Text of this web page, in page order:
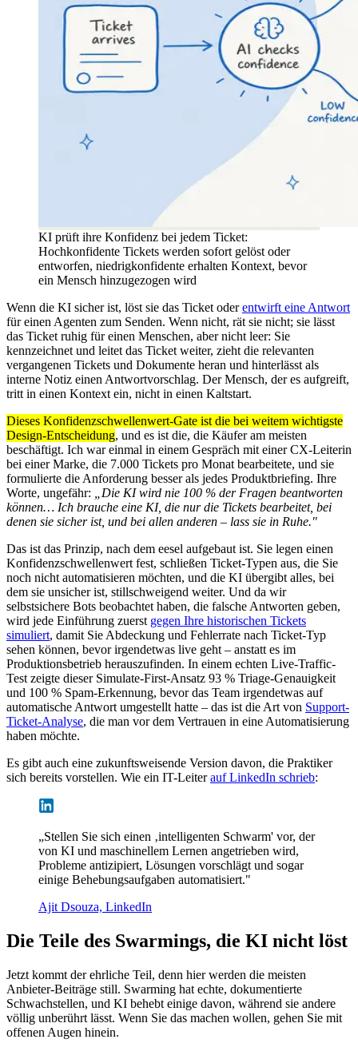
KI prüft ihre Konfidenz bei jedem Ticket:
Hochkonfidente Tickets werden sofort gelöst oder
entworfen, niedrigkonfidente erhalten Kontext, bevor
ein Mensch hinzugezogen wird
Wenn die KI sicher ist, löst sie das Ticket oderentwirft eine Antwort
für einen Agenten zum Senden. Wenn nicht, rät sie nicht; sie lässt
das Ticket ruhig für einen Menschen, aber nicht leer: Sie
kennzeichnet und leitet das Ticket weiter, zieht die relevanten
vergangenen Tickets und Dokumente heran und hinterlässt als
interne Notiz einen Antwortvorschlag. Der Mensch, der es aufgreift,
tritt in einen Kontext ein, nicht in einen Kaltstart.
Dieses Konfidenzschwellenwert-Gate ist die bei weitem wichtigste
Design-Entscheidung, und es ist die, die Käufer am meisten
beschäftigt. Ich war einmal in einem Gespräch mit einer CX-Leiterin
bei einer Marke, die 7.000 Tickets pro Monat bearbeitete, und sie
formulierte die Anforderung besser als jedes Produktbriefing. Ihre
Worte, ungefähr:
„Die KI wird nie 100 % der Fragen beantworten
können… Ich brauche eine KI, die nur die Tickets bearbeitet, bei
denen sie sicher ist, und bei allen anderen – lass sie in Ruhe."
Das ist das Prinzip, nach dem eesel aufgebaut ist. Sie legen einen
Konfidenzschwellenwert fest, schließen Ticket-Typen aus, die Sie
noch nicht automatisieren möchten, und die KI übergibt alles, bei
dem sie unsicher ist, stillschweigend weiter. Und da wir
selbstsichere Bots beobachtet haben, die falsche Antworten geben,
wird jede Einführung zuerst gegen Ihre historischen Tickets
simuliert, damit Sie Abdeckung und Fehlerrate nach Ticket-Typ
sehen können, bevor irgendetwas live geht – anstatt es im
Produktionsbetrieb herauszufinden. In einem echten Live-Traffic-
Test zeigte dieser Simulate-First-Ansatz 93 % Triage-Genauigkeit
und 100 % Spam-Erkennung, bevor das Team irgendetwas auf
automatische Antwort umgestellt hatte – das ist die Art von Support-
Ticket-Analyse, die man vor dem Vertrauen in eine Automatisierung
haben möchte.
Es gibt auch eine zukunftsweisende Version davon, die Praktiker
sich bereits vorstellen. Wie ein IT-Leiterauf LinkedIn schrieb:
„Stellen Sie sich einen ‚intelligenten Schwarm' vor, der
von KI und maschinellem Lernen angetrieben wird,
Probleme antizipiert, Lösungen vorschlägt und sogar
einige Behebungsaufgaben automatisiert."
Ajit Dsouza, LinkedIn
Die Teile des Swarmings, die KI nicht löst
Jetzt kommt der ehrliche Teil, denn hier werden die meisten
Anbieter-Beiträge still. Swarming hat echte, dokumentierte
Schwachstellen, und KI behebt einige davon, während sie andere
völlig unberührt lässt. Wenn Sie das machen wollen, gehen Sie mit
offenen Augen hinein.